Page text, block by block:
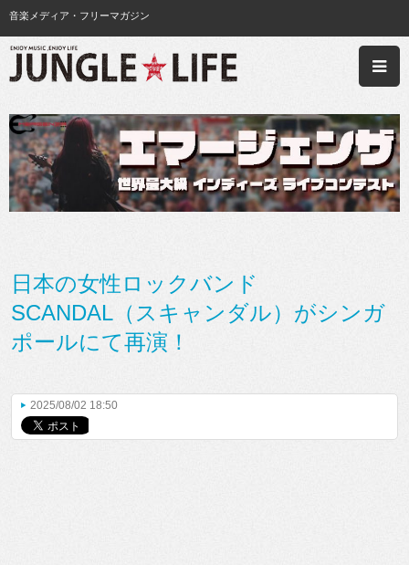
音楽メディア・フリーマガジン
日本の女性ロックバンド
SCANDAL（スキャンダル）がシンガ
ポールにて再演！
2025/08/02 18:50